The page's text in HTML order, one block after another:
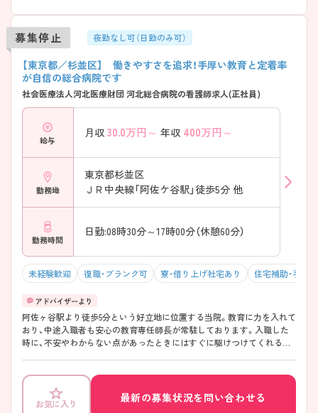
募集停止 夜勤なし可（日勤のみ可）
【東京都／杉並区】 働きやすさを追求！手厚い教育と定着率
が自信の総合病院です
社会医療法人河北医療財団 河北総合病院の看護師求人(正社員)
給与
月収 30.0万円～ 年収 400万円～
勤務地
東京都杉並区
ＪＲ中央線「阿佐ケ谷駅」徒歩5分 他
勤務時間
日勤:08時30分～17時00分（休憩60分）
未経験歓迎 復職・ブランク可 寮・借り上げ社宅あり 住宅補助・手当
阿佐ヶ谷駅より徒歩5分という好立地に位置する当院。教育に力を入れて
おり、中途入職者も安心の教育専任師長が常駐しております。入職した
時に、不安やわからない点があったときにはすぐに駆けつけてくれる体
メで、認定・専門看護師が多数在籍しており、資格取得を目指す看護師に
は、支援を惜しみません。 ご興味のある方は、マイナビ看護師までお問い
合わせ下さい！
お気に入り 最新の募集状況を問い合わせる